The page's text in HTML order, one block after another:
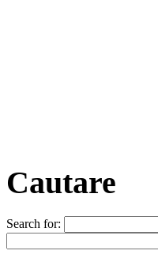
Cautare
Search for: